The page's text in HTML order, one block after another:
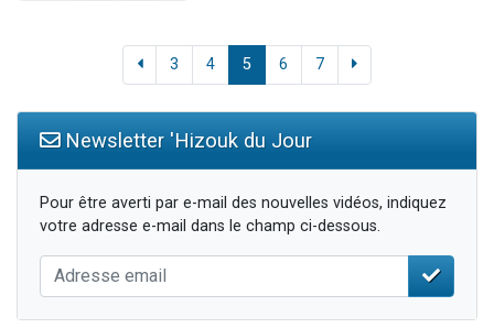
3 4 5 6 7
Newsletter 'Hizouk du Jour
Pour être averti par e-mail des nouvelles vidéos, indiquez
votre adresse e-mail dans le champ ci-dessous.